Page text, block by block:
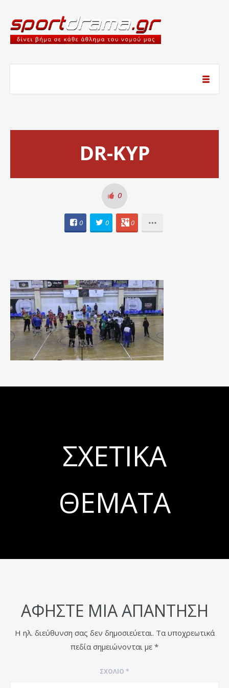
DR-KYP
0
0 0 0
ΣΧΕΤΙΚΆ
ΘΈΜΑΤΑ
ΑΦΉΣΤΕ ΜΙΑ ΑΠΆΝΤΗΣΗ
Η ηλ. διεύθυνση σας δεν δημοσιεύεται. Τα υποχρεωτικά
πεδία σημειώνονται με *
ΣΧΌΛΙΟ *